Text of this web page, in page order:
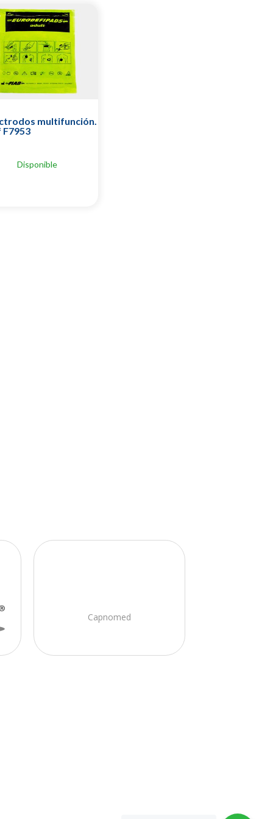
multifunción.
F7953
Disponible
Capnomed